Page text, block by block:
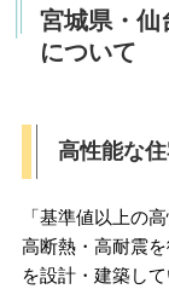
宮城県・仙
について
高性能な
「基準値以上の
高断熱・高耐震
を設計・建築し